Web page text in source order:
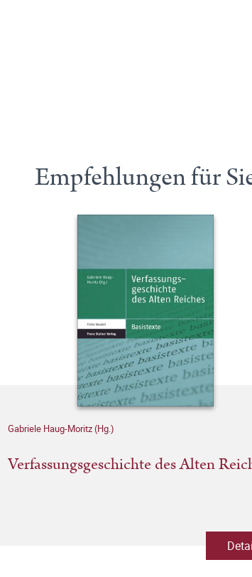
Empfehlungen für
Gabriele Haug-Moritz (Hg.)
Verfassungsgeschichte des Alten